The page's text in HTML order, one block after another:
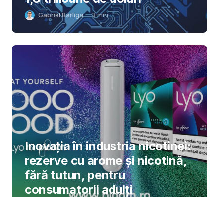
Gabriel Barliga 3min
Inovația în industria nicotinei:
rezerve cu arome și nicotină,
fără tutun, pentru
consumatorii adulți